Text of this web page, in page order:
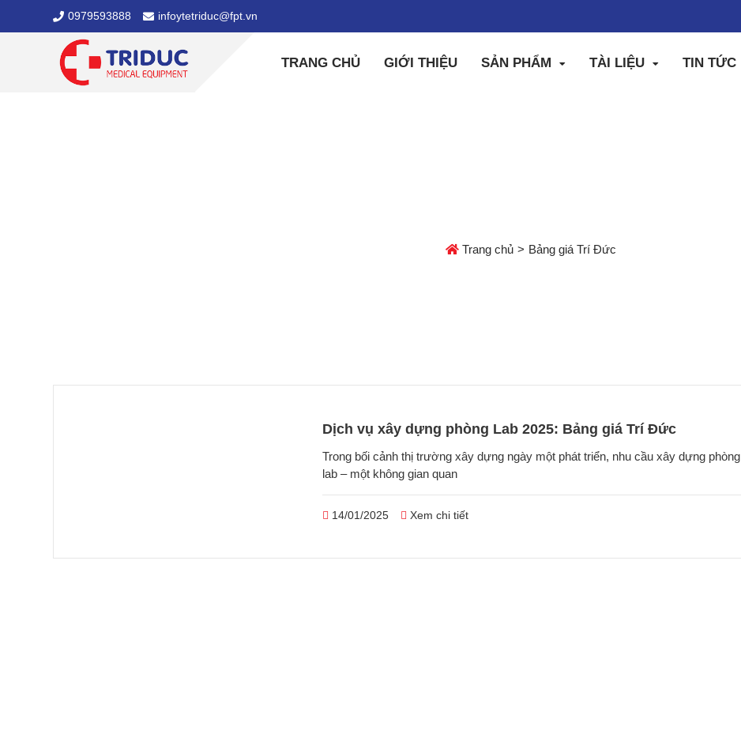
0979593888 infoytetriduc@fpt.vn
TRANG CHỦ GIỚI THIỆU SẢN PHẨM TÀI LIỆU TIN TỨC
Trang chủ Bảng giá Trí Đức
Dịch vụ xây dựng phòng Lab 2025: Bảng giá Trí Đức
Trong bối cảnh thị trường xây dựng ngày một phát triển, nhu cầu xây dựng phòng
lab – một không gian quan
14/01/2025 Xem chi tiết